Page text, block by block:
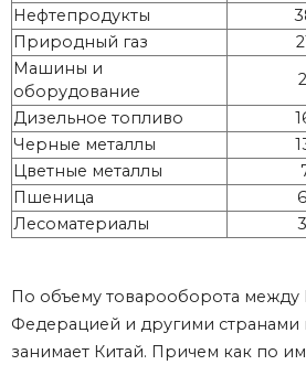
Нефтепродукты
Природный газ
Машины и
оборудование
Дизельное топливо
Черные металлы
Цветные металлы
Пшеница
Лесоматериалы
По объему товарооборота между
Федерацией и другими странами
занимает Китай. Причем как по